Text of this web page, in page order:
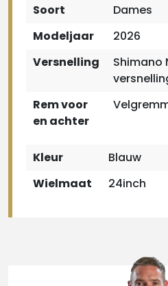
Soort
Dames
Modeljaar
2026
Versnelling
Shimano
Rem voor
en achter
Kleur
Blauw
Wielmaat
24inch